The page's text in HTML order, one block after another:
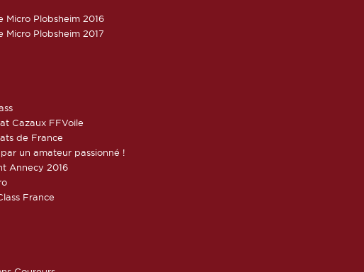
Micro Plobsheim 2016
Micro Plobsheim 2017
Cazaux FFVoile
de France
un amateur passionné !
Annecy 2016
France